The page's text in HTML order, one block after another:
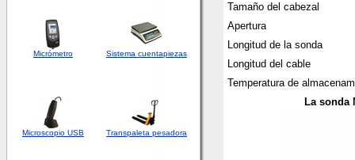
Micrómetro Sistema cuentapiezas
Microscopio USB Transpaleta pesadora
Tamaño del cabezal
Apertura
Longitud de la sonda
Longitud del cable
Temperatura de
La sonda